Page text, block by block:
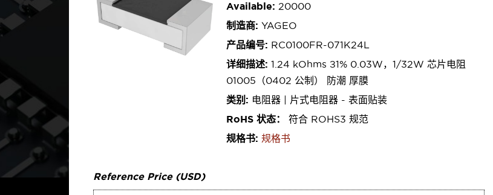
Available: 20000
制造商: YAGEO
产品编号: RC0100FR-071K24L
详细描述: 1.24 kOhms ±1% 0.03W，1/32W 芯片电阻
01005（0402 公制） 防潮 厚膜
类别: 电阻器 | 片式电阻器 - 表面贴装
RoHS 状态：
符合 ROHS3 规范
规格书: 规格书
Reference Price (USD)